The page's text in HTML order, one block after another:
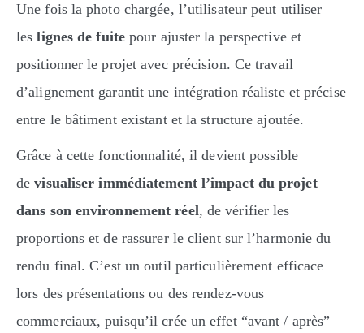
Une fois la photo chargée, l’utilisateur peut utiliser
leslignes de fuitepour ajuster la perspective et
positionner le projet avec précision. Ce travail
d’alignement garantit une intégration réaliste et précise
entre le bâtiment existant et la structure ajoutée.
Grâce à cette fonctionnalité, il devient possible
devisualiser immédiatement l’impact du projet
dans son environnement réel, de vérifier les
proportions et de rassurer le client sur l’harmonie du
rendu final. C’est un outil particulièrement efficace
lors des présentations ou des rendez-vous
commerciaux, puisqu’il crée un effet “avant / après”